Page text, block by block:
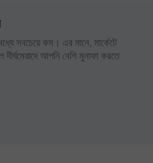
সবচেয়ে কম। এর মানে, মার্কেটে
আপনি বেশি মুনাফা করতে